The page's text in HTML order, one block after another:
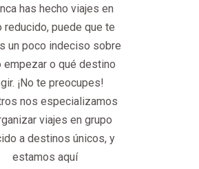
has hecho viajes en
reducido, puede que te
un poco indeciso sobre
empezar o qué destino
¡No te preocupes!
nos especializamos
viajes en grupo
a destinos únicos, y
estamos aquí